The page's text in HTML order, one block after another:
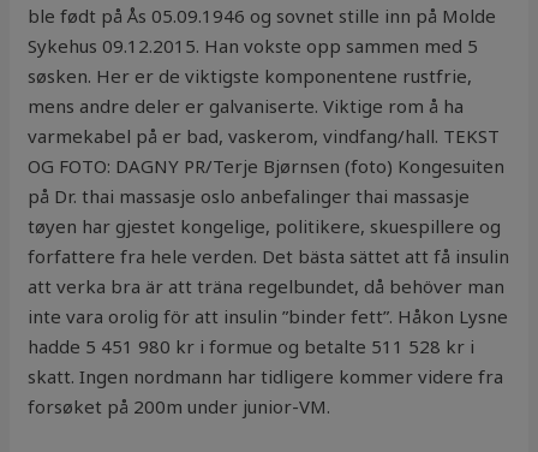
ble født på Ås 05.09.1946 og sovnet stille inn på Molde
Sykehus 09.12.2015. Han vokste opp sammen med 5
søsken. Her er de viktigste komponentene rustfrie,
mens andre deler er galvaniserte. Viktige rom å ha
varmekabel på er bad, vaskerom, vindfang/hall. TEKST
OG FOTO: DAGNY PR/Terje Bjørnsen (foto) Kongesuiten
på Dr. thai massasje oslo anbefalinger thai massasje
tøyen har gjestet kongelige, politikere, skuespillere og
forfattere fra hele verden. Det bästa sättet att få insulin
att verka bra är att träna regelbundet, då behöver man
inte vara orolig för att insulin ”binder fett”. Håkon Lysne
hadde 5 451 980 kr i formue og betalte 511 528 kr i
skatt. Ingen nordmann har tidligere kommer videre fra
forsøket på 200m under junior-VM.